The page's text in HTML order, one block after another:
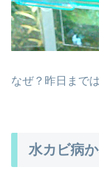
なぜ？昨日まで
水カビ病